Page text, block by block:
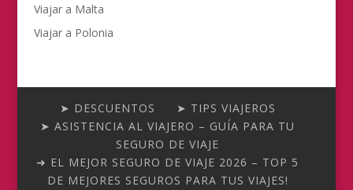
Viajar a Malta
Viajar a Polonia
➤ DESCUENTOS
➤ TIPS VIAJEROS
➤ ASISTENCIA AL VIAJERO – GUÍA PARA TU
SEGURO DE VIAJE
➜ EL MEJOR SEGURO DE VIAJE 2026 – TOP 5
DE MEJORES SEGUROS PARA TUS VIAJES!